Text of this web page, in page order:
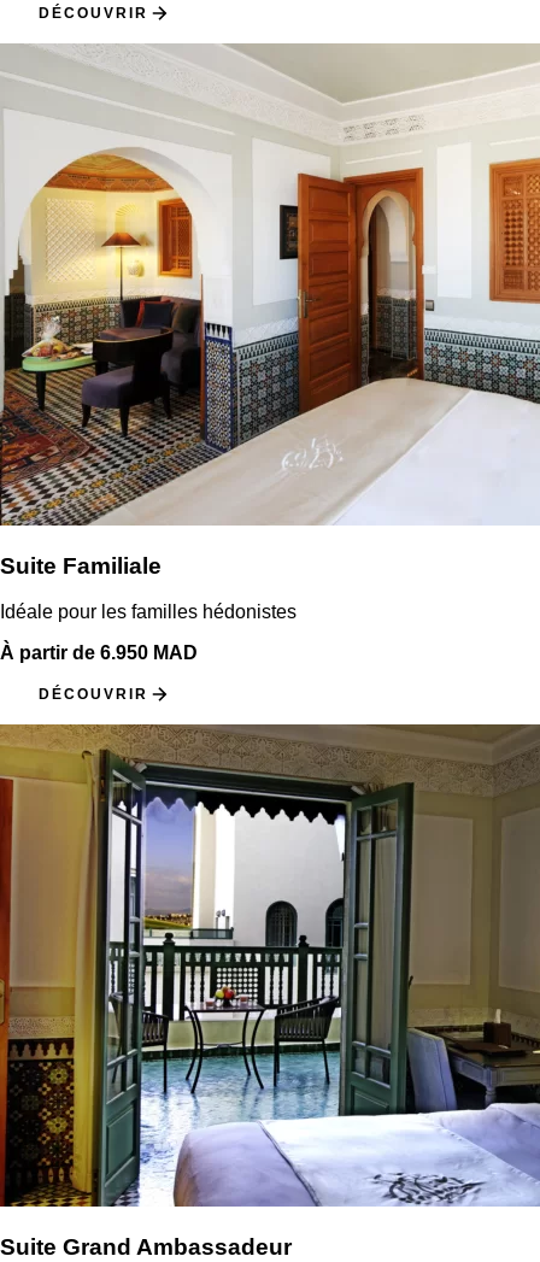
DÉCOUVRIR
Suite Familiale
Idéale pour les familles hédonistes
À partir de 6.950 MAD
DÉCOUVRIR
Suite Grand Ambassadeur